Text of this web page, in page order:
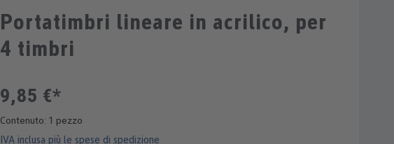
Portatimbri lineare in acrilico, per
4 timbri
9,85 €*
Contenuto: 1 pezzo
IVA inclusa più le spese di spedizione